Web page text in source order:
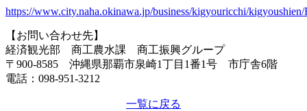
https://www.city.naha.okinawa.jp/business/kigyouricchi/
【お問い合わせ先】
経済観光部 商工農水課 商工振興グループ
〒900-8585 沖縄県那覇市泉崎1丁目1番1号 市庁舎6階
電話：098-951-3212
一覧に戻る